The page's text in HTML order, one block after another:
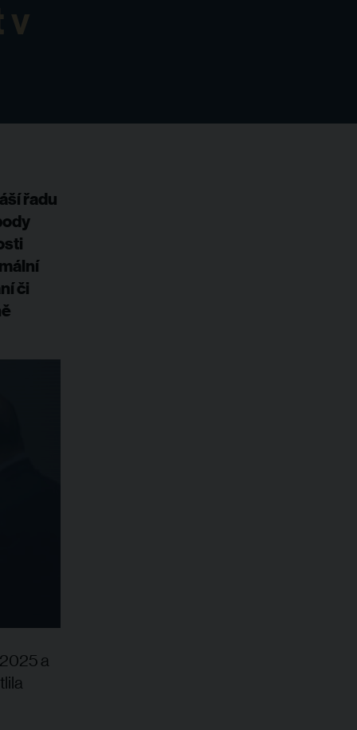
v
řadu
či
a